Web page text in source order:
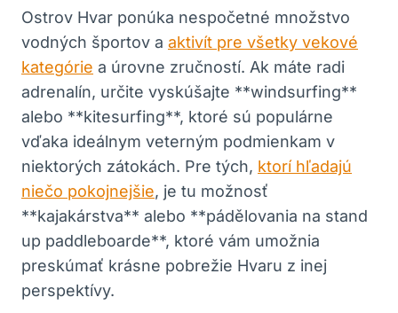
Ostrov Hvar ponúka nespočetné množstvo
vodných športov a aktivít pre všetky vekové
kategórie a úrovne zručností. Ak máte radi
adrenalín, určite vyskúšajte **windsurfing**
alebo **kitesurfing**, ktoré sú populárne
vďaka ideálnym veterným podmienkam v
niektorých zátokách. Pre tých, ktorí hľadajú
niečo pokojnejšie, je tu možnosť
**kajakárstva** alebo **pádělovania na stand
up paddleboarde**, ktoré vám umožnia
preskúmať krásne pobrežie Hvaru z inej
perspektívy.